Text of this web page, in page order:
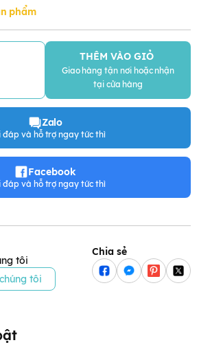
phẩm
THÊM VÀO GIỎ
Giao hàng tận nơi hoặc nhận
tại cửa hàng
Zalo
đáp và hỗ trợ ngay tức thì
Facebook
đáp và hỗ trợ ngay tức thì
tôi
tôi
Chia sẻ